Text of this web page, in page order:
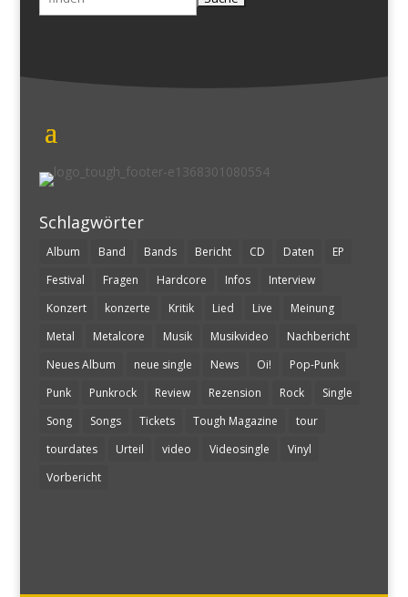
nach:
Schlagwörter
Album Band Bands Bericht CD Daten
EP
Festival
Fragen Hardcore Infos
Interview
Konzert
konzerte Kritik Lied Live
Meinung
Metal
Metalcore Musik Musikvideo
Nachbericht
Neues Album
neue single News Oi!
Pop-Punk
Punk
Punkrock Review Rezension Rock
Single
Song
Songs Tickets Tough Magazine
tour
tourdates
Urteil video Videosingle
Vinyl
Vorbericht